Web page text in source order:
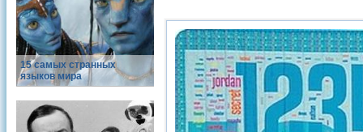
15 самых странных
языков мира